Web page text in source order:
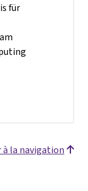
für
à la navigation